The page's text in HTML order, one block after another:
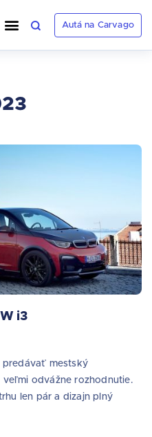
Autá na Carvago
i3
predávať mestský
odvážne rozhodnutie.
len pár a dizajn plný